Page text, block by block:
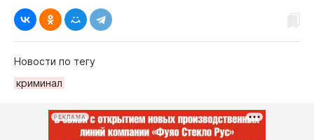
Новости по тегу
криминал
РЕКЛАМА